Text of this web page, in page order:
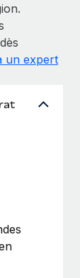
un expert